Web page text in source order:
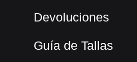
producto
Devoluciones
Guía de Tallas